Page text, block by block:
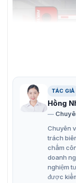
Barrier tự
Đặc điểm
TMG420/A/
Động cơ DC
TÁC GIẢ
Hồng
Chuyên
trách
chấm
doanh
nghiệm
được